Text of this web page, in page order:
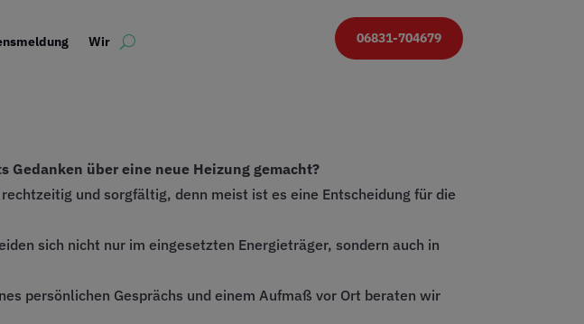
Wir 06831-704679
Gedanken über eine neue Heizung gemacht?
und sorgfältig, denn meist ist es eine Entscheidung für die
sich nicht nur im eingesetzten Energieträger, sondern auch in
persönlichen Gesprächs und einem Aufmaß vor Ort beraten wir